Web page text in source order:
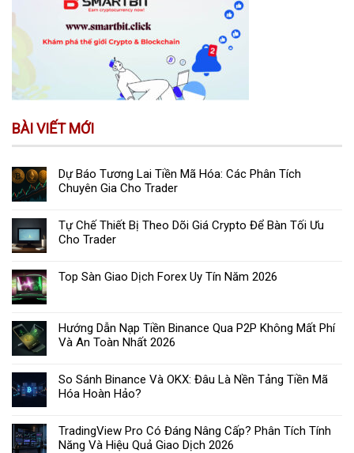
BÀI VIẾT MỚI
Dự Báo Tương Lai Tiền Mã Hóa: Các Phân Tích
Chuyên Gia Cho Trader
Tự Chế Thiết Bị Theo Dõi Giá Crypto Để Bàn Tối Ưu
Cho Trader
Top Sàn Giao Dịch Forex Uy Tín Năm 2026
Hướng Dẫn Nạp Tiền Binance Qua P2P Không Mất Phí
Và An Toàn Nhất 2026
So Sánh Binance Và OKX: Đâu Là Nền Tảng Tiền Mã
Hóa Hoàn Hảo?
TradingView Pro Có Đáng Nâng Cấp? Phân Tích Tính
Năng Và Hiệu Quả Giao Dịch 2026